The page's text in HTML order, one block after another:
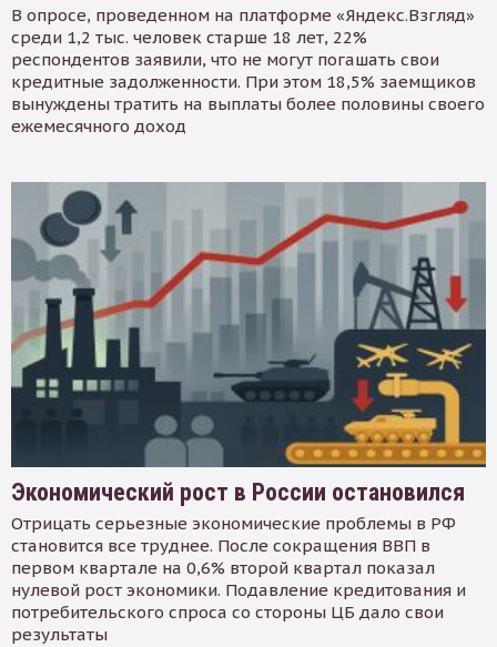
В опросе, проведенном на платформе «Яндекс.Взгляд»
среди 1,2 тыс. человек старше 18 лет, 22%
респондентов заявили, что не могут погашать свои
кредитные задолженности. При этом 18,5% заемщиков
вынуждены тратить на выплаты более половины своего
ежемесячного доход
Экономический рост в России остановился
Отрицать серьезные экономические проблемы в РФ
становится все труднее. После сокращения ВВП в
первом квартале на 0,6% второй квартал показал
нулевой рост экономики. Подавление кредитования и
потребительского спроса со стороны ЦБ дало свои
результаты